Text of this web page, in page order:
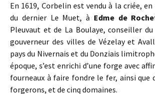
En 1619, Corbelin est vendu à la criée,
du dernier Le Muet, à Edme de
Pleuvaut et de La Boulaye, conseiller
gouverneur des villes de Vézelay et
pays du Nivernais et du Donziais
époque, s’est enrichi d’une forge avec
fourneaux à faire fondre le fer, ainsi que
forgerons, et de cinq domaines.